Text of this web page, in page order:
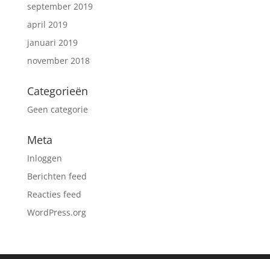
september 2019
april 2019
januari 2019
november 2018
Categorieën
Geen categorie
Meta
Inloggen
Berichten feed
Reacties feed
WordPress.org